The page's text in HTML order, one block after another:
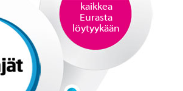
kaikkea
Eurasta
löytyykään